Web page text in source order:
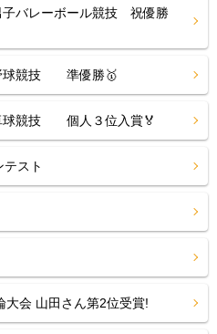
バレーボール競技 祝優勝
球競技 準優勝🥇
球競技 個人３位入賞🏅
スト
大会 山田さん第2位受賞!